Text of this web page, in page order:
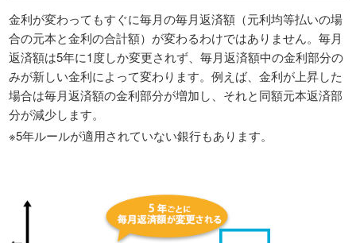
金利が変わってもすぐに毎月の毎月返済額（元利均等払いの場
合の元本と金利の合計額）が変わるわけではありません。毎月
返済額は5年に1度しか変更されず、毎月返済額中の金利部分の
みが新しい金利によって変わります。例えば、金利が上昇した
場合は毎月返済額の金利部分が増加し、それと同額元本返済部
分が減少します。
※5年ルールが適用されていない銀行もあります。